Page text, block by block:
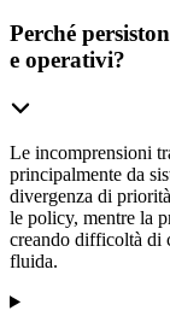
Perché
e operativi?
Le incomprensioni
principalmente da
divergenza di
le policy, mentre la
creando difficoltà di
fluida.